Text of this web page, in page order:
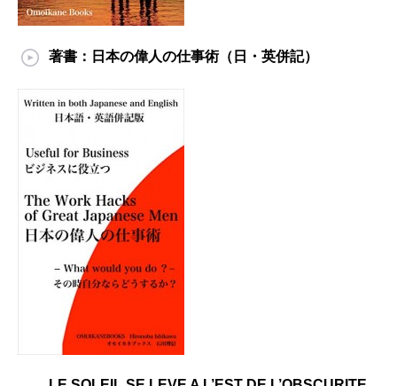
著書：日本の偉人の仕事術（日・英併記）